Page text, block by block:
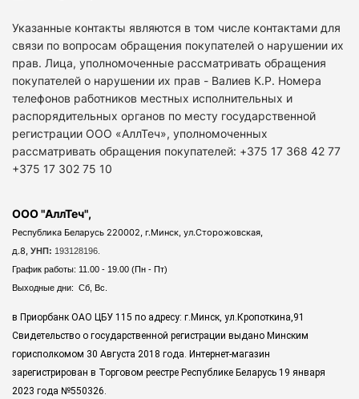
Указанные контакты являются в том числе контактами для
связи по вопросам обращения покупателей о нарушении их
прав. Лица, уполномоченные рассматривать обращения
покупателей о нарушении их прав - Валиев К.Р. Номера
телефонов работников местных исполнительных и
распорядительных органов по месту государственной
регистрации ООО «АллТеч», уполномоченных
рассматривать обращения покупателей: +375 17 368 42 77
+375 17 302 75 10
ООО "АллТеч",
Республика Беларусь 220002, г.Минск, ул.Сторожовская,
д.8, УНП: 193128196.
График работы: 11.00 - 19.00 (Пн - Пт)
Выходные дни: Сб, Вс.
в Приорбанк ОАО ЦБУ 115 по адресу: г.Минск, ул.Кропоткина,91
Свидетельство о государственной регистрации выдано Минским
горисполкомом 30 Августа 2018 года. Интернет-магазин
зарегистрирован в Торговом реестре Республике Беларусь 19 января
2023 года №550326.